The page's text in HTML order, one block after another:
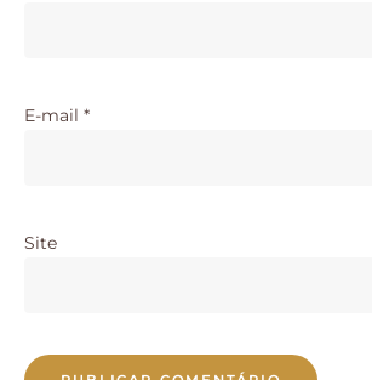
E-mail *
Site